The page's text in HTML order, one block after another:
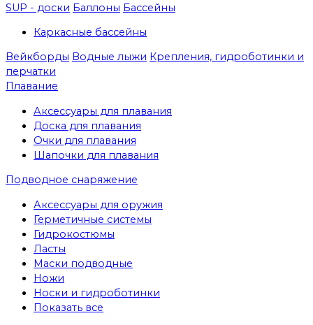
SUP - доски Баллоны Бассейны
Каркасные бассейны
Вейкборды Водные лыжи Крепления, гидроботинки и
перчатки
Плавание
Аксессуары для плавания
Доска для плавания
Очки для плавания
Шапочки для плавания
Подводное снаряжение
Аксессуары для оружия
Герметичные системы
Гидрокостюмы
Ласты
Маски подводные
Ножи
Носки и гидроботинки
Показать все